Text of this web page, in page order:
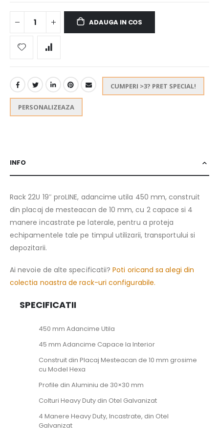
ADAUGA IN COS
CUMPERI >3? PRET SPECIAL!
PERSONALIZEAZA
INFO
Rack 22U 19″ proLINE, adancime utila 450 mm, construit
din placaj de mesteacan de 10 mm, cu 2 capace si 4
manere incastrate pe laterale, pentru a proteja
echipamentele tale pe timpul utilizarii, transportului si
depozitarii.
Ai nevoie de alte specificatii?Poti oricand sa alegi din
colectia noastra de rack-uri configurabile.
SPECIFICATII
450 mm Adancime Utila
45 mm Adancime Capace la Interior
Construit din Placaj Mesteacan de 10 mm grosime
cu Model Hexa
Profile din Aluminiu de 30×30 mm
Colturi Heavy Duty din Otel Galvanizat
4 Manere Heavy Duty, Incastrate, din Otel
Galvanizat